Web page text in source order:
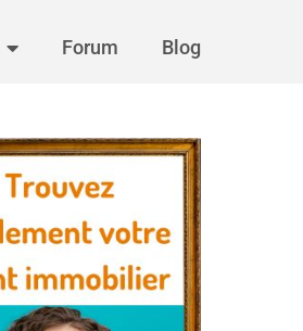
Forum Blog